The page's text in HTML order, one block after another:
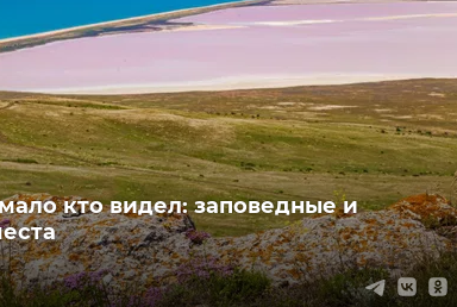
кто видел: заповедные и